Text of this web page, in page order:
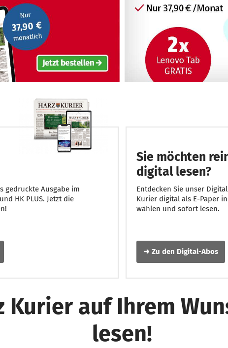
gedruckte Ausgabe im
HK PLUS. Jetzt die
Sie möchten
digital lesen?
Entdecken Sie unser
Kurier digital als E-Paper
wählen und sofort lesen.
➜ Zu den Digital-Abos
Kurier auf Ihrem
lesen!